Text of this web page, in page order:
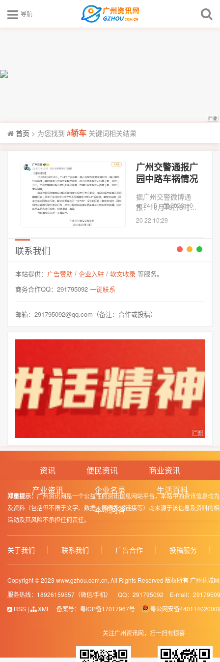
导航
首页 > 为您找到 #轿车 关键词相关结果
广州交警通报广
园中路车祸情况
据广州交警微博通
报：10月18日8时36
分，广州市广园中路
生碰撞，事故造成小
致小型轿车驾驶人冯
某（男，37...
2415
2023-10-
20 22:10:29
联系我们
本站提供： 广告赞助 / 企业入驻 / 软文收录 等服务。
商务合作QQ：291795092 一键联系
邮箱：291795092@qq.com（备注：合作或投稿）
资讯 便民资讯
商业资讯
产业资讯
企业名录
生活百科
本地问答
郑重提示： 广州资讯网是一个公益性的资讯信息网站平台，本站中的资讯信息均
及资料（包括但不限于文字、数据、图表及超链接等）均来源于该信息及资料
活动及其风险不承担任何责任。
关于我们 联系我们 广告合作 投稿服务
Copyright © 2023 www.gzhou.com.cn, All Rights Reserved 版权所有 广州花城
服务热线：18926159557（微信/手机）
QQ：291795092
E-mail：
RSS | XML 备案号： 粤ICP备17017967号 粤公网安备
关注广州资讯网，扫一扫有惊喜